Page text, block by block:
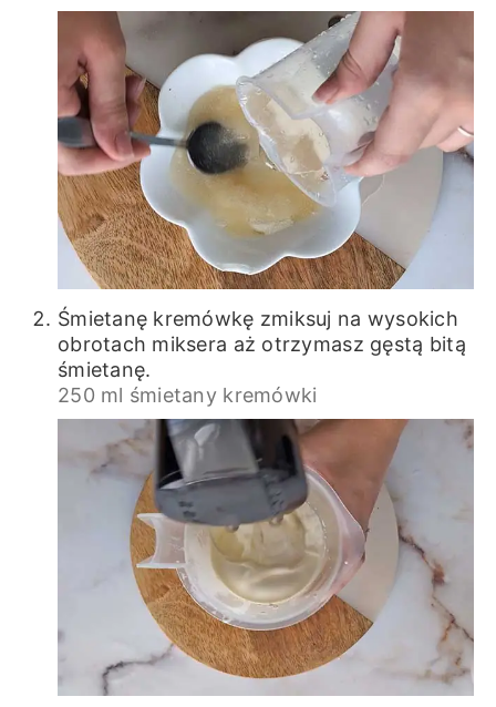
Śmietanę kremówkę zmiksuj na wysokich
obrotach miksera aż otrzymasz gęstą bitą
śmietanę.
250 ml śmietany kremówki